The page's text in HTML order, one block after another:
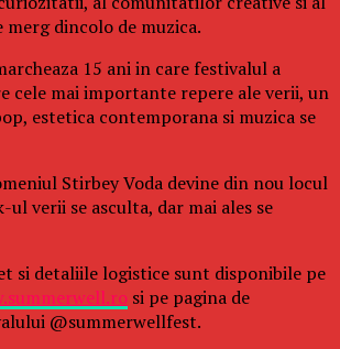
dincolo de muzica.
15 ani in care festivalul a
cele mai importante repere ale verii, un
estetica contemporana si muzica se
Stirbey Voda devine din nou locul
verii se asculta, dar mai ales se
si detaliile logistice sunt disponibile pe
si pe pagina de
@summerwellfest.